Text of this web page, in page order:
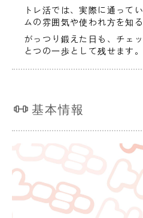
トレ活では、実際に通って
ムの雰囲気や使われ方を知
がっつり鍛えた日も、チェ
とつの一歩として残せます。
基本情報